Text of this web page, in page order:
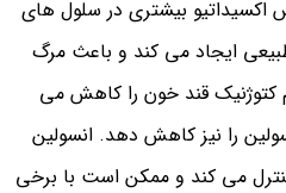
اکسیداتیو بیشتری در سلول های
ایجاد می کند و باعث مرگ
کتوژنیک قند خون را کاهش می
را نیز کاهش دهد. انسولین
می کند و ممکن است با برخی